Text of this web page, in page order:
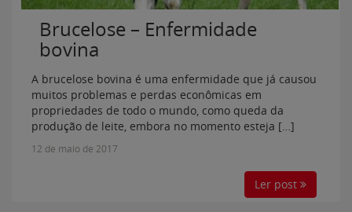
Brucelose – Enfermidade
bovina
A brucelose bovina é uma enfermidade que já causou
muitos problemas e perdas econômicas em
propriedades de todo o mundo, como queda da
produção de leite, embora no momento esteja […]
12 de maio de 2017
Ler post